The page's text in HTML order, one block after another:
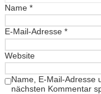
Name *
E-Mail-Adresse *
Website
Name, E-Mail-Adresse
nächsten Kommentar